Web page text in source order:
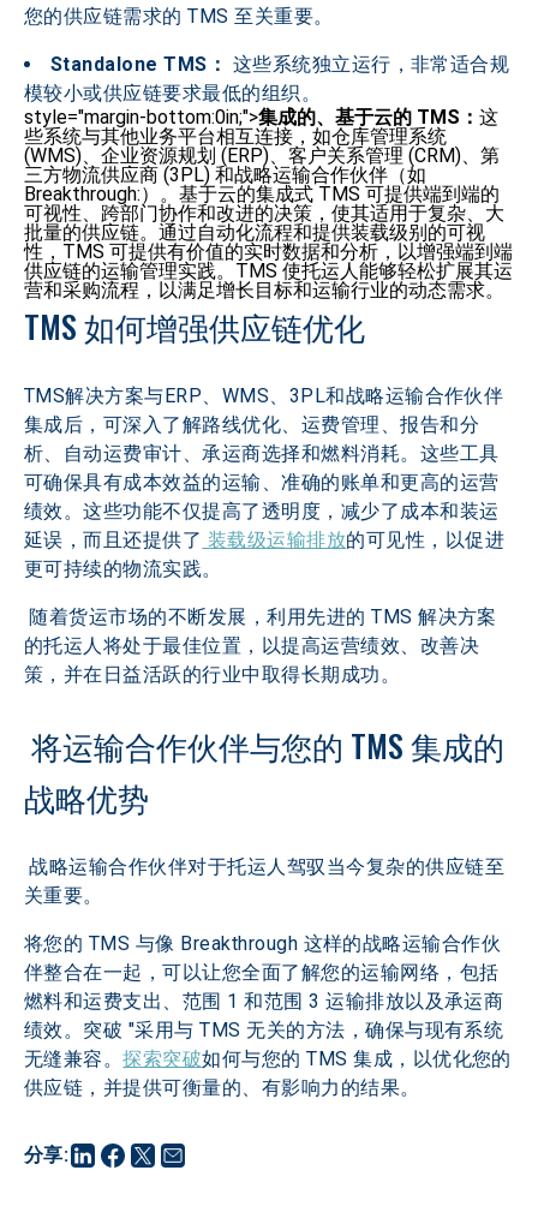
分享:
您的供应链需求的 TMS 至关重要。
Standalone TMS： 这些系统独立运行，非常适合规
模较小或供应链要求最低的组织。
style="margin-bottom:0in;">集成的、基于云的 TMS： 这
些系统与其他业务平台相互连接，如仓库管理系统
(WMS)、企业资源规划 (ERP)、客户关系管理 (CRM)、第
三方物流供应商 (3PL) 和战略运输合作伙伴（如
Breakthrough:）。基于云的集成式 TMS 可提供端到端的
可视性、跨部门协作和改进的决策，使其适用于复杂、大
批量的供应链。通过自动化流程和提供装载级别的可视
性，TMS 可提供有价值的实时数据和分析，以增强端到端
供应链的运输管理实践。TMS 使托运人能够轻松扩展其运
营和采购流程，以满足增长目标和运输行业的动态需求。
TMS 如何增强供应链优化
TMS解决方案与ERP、WMS、3PL和战略运输合作伙伴
集成后，可深入了解路线优化、运费管理、报告和分
析、自动运费审计、承运商选择和燃料消耗。这些工具
可确保具有成本效益的运输、准确的账单和更高的运营
绩效。这些功能不仅提高了透明度，减少了成本和装运
延误，而且还提供了 装载级运输排放的可见性，以促进
更可持续的物流实践。
随着货运市场的不断发展，利用先进的 TMS 解决方案
的托运人将处于最佳位置，以提高运营绩效、改善决
策，并在日益活跃的行业中取得长期成功。
战略优势
战略运输合作伙伴对于托运人驾驭当今复杂的供应链至
关重要。
将您的 TMS 与像 Breakthrough 这样的战略运输合作伙
伴整合在一起，可以让您全面了解您的运输网络，包括
燃料和运费支出、范围 1 和范围 3 运输排放以及承运商
绩效。突破 "采用与 TMS 无关的方法，确保与现有系统
无缝兼容。探索突破如何与您的 TMS 集成，以优化您的
供应链，并提供可衡量的、有影响力的结果。